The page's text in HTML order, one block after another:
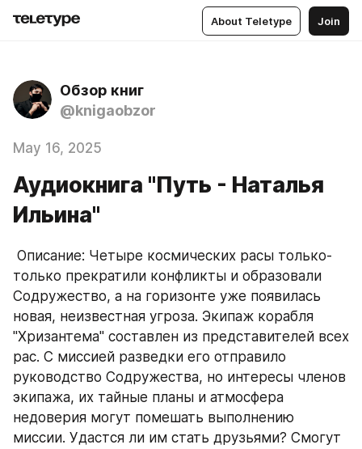
About Teletype Join
Обзор книг
@knigaobzor
May 16, 2025
Аудиокнига "Путь - Наталья
Ильина"
только прекратили конфликты и образовали
Содружество, а на горизонте уже появилась
новая, неизвестная угроза. Экипаж корабля
"Хризантема" составлен из представителей всех
рас. С миссией разведки его отправило
руководство Содружества, но интересы членов
экипажа, их тайные планы и атмосфера
недоверия могут помешать выполнению
миссии. Удастся ли им стать друзьями? Смогут